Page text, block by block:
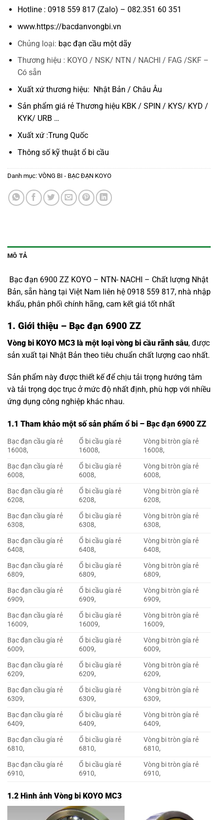
Hotline : 0918 559 817 (Zalo) – 082.351 60 351
www.https://bacdanvongbi.vn
Chủng loại: bạc đạn cầu một dãy
Thương hiệu : KOYO / NSK/ NTN / NACHI / FAG /SKF –
Có sẵn
Xuất xứ thương hiệu: Nhật Bản / Châu Âu
Sản phẩm giá rẻ Thương hiệu KBK / SPIN / KYS/ KYD /
KYK/ URB …
Xuất xứ :Trung Quốc
Thông số kỹ thuậtổ bi cầu
Danh mục: VÒNG BI - BẠC ĐẠN KOYO
MÔ TẢ
Bạc đạn 6900 ZZ KOYO – NTN- NACHI – Chất lượng Nhật
Bản, sẵn hàng tại Việt Nam liên hệ 0918 559 817, nhà nhập
khẩu, phân phối chính hãng, cam kết giá tốt nhất
1. Giới thiệu – Bạc đạn 6900 ZZ
Vòng bi KOYO MC3 là một loại vòng bi cầu rãnh sâu, được
sản xuất tại Nhật Bản theo tiêu chuẩn chất lượng cao nhất.
Sản phẩm này được thiết kế để chịu tải trọng hướng tâm
và tải trọng dọc trục ở mức độ nhất định, phù hợp với nhiều
ứng dụng công nghiệp khác nhau.
1.1 Tham khảo một số sản phẩm ổ bi – Bạc đạn 6900 ZZ
Bạc đạn cầu gía rẻ
16008,
Ổ bi cầu gía rẻ
16008,
Vòng bi tròn gía rẻ
16008,
Bạc đạn cầu gía rẻ
6008,
Ổ bi cầu gía rẻ
6008,
Vòng bi tròn gía rẻ
6008,
Bạc đạn cầu gía rẻ
6208,
Ổ bi cầu gía rẻ
6208,
Vòng bi tròn gía rẻ
6208,
Bạc đạn cầu gía rẻ
6308,
Ổ bi cầu gía rẻ
6308,
Vòng bi tròn gía rẻ
6308,
Bạc đạn cầu gía rẻ
6408,
Ổ bi cầu gía rẻ
6408,
Vòng bi tròn gía rẻ
6408,
Bạc đạn cầu gía rẻ
6809,
Ổ bi cầu gía rẻ
6809,
Vòng bi tròn gía rẻ
6809,
Bạc đạn cầu gía rẻ
6909,
Ổ bi cầu gía rẻ
6909,
Vòng bi tròn gía rẻ
6909,
Bạc đạn cầu gía rẻ
16009,
Ổ bi cầu gía rẻ
16009,
Vòng bi tròn gía rẻ
16009,
Bạc đạn cầu gía rẻ
6009,
Ổ bi cầu gía rẻ
6009,
Vòng bi tròn gía rẻ
6009,
Bạc đạn cầu gía rẻ
6209,
Ổ bi cầu gía rẻ
6209,
Vòng bi tròn gía rẻ
6209,
Bạc đạn cầu gía rẻ
6309,
Ổ bi cầu gía rẻ
6309,
Vòng bi tròn gía rẻ
6309,
Bạc đạn cầu gía rẻ
6409,
Ổ bi cầu gía rẻ
6409,
Vòng bi tròn gía rẻ
6409,
Bạc đạn cầu gía rẻ
6810,
Ổ bi cầu gía rẻ
6810,
Vòng bi tròn gía rẻ
6810,
Bạc đạn cầu gía rẻ
6910,
Ổ bi cầu gía rẻ
6910,
Vòng bi tròn gía rẻ
6910,
1.2 Hình ảnh Vòng bi KOYO MC3